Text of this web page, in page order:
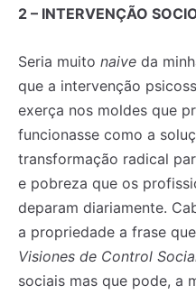
2 – INTERVENÇÃO
Seria muito naive da
que a intervenção
exerça nos moldes que
funcionasse como a
transformação radical
e pobreza que os
deparam diariamente.
a propriedade a frase
Visiones de Control
sociais mas que pode, a